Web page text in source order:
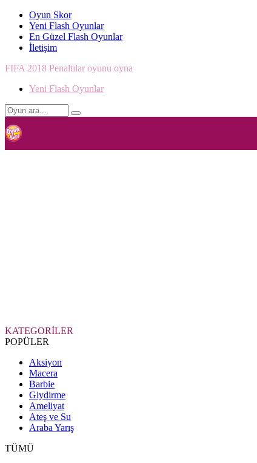
Oyun Skor
Yeni Flash Oyunlar
En Güzel Flash Oyunlar
İletişim
FIFA 2018 Penaltılar oyunu oyna
Yeni Flash Oyunlar
KATEGORİLER
POPÜLER
Aksiyon
Macera
Barbie
Giydirme
Ameliyat
Ateş ve Su
Araba Yarış
TÜMÜ